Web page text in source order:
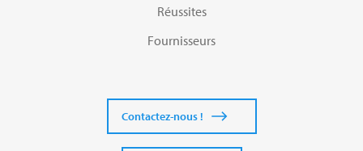
Réussites
Fournisseurs
Contactez-nous !